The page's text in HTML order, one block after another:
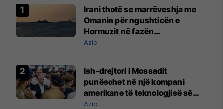
Irani thotë se marrëveshja me
Omanin për ngushticën e
Hormuzit në fazën
përfundimtare
Azia
Ish-drejtori i Mossadit
punësohet në një kompani
amerikane të teknologjisë së
mbrojtjes
Azia